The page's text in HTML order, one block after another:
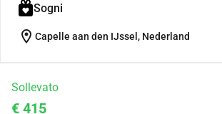
Sogni
location_on Capelle aan den IJssel, Nederland
Sollevato
€ 415